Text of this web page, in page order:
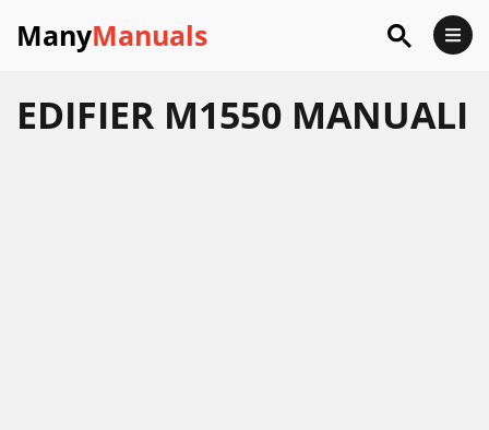
ManyManuals
EDIFIER M1550 MANUALI